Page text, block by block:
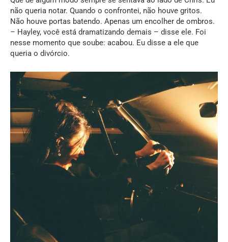
não queria notar. Quando o confrontei, não houve gritos.
Não houve portas batendo. Apenas um encolher de ombros.
– Hayley, você está dramatizando demais – disse ele. Foi
nesse momento que soube: acabou. Eu disse a ele que
queria o divórcio.